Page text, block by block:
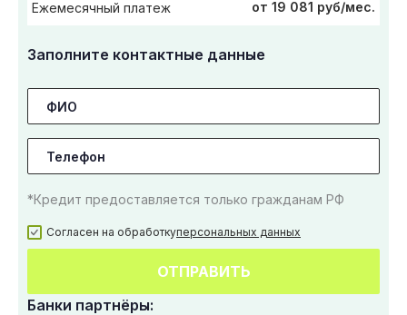
Ежемесячный платеж от 19 081 руб/мес.
Заполните контактные данные
*Кредит предоставляется только гражданам РФ
Согласен на обработкуперсональных данных
ОТПРАВИТЬ
Банки партнёры: